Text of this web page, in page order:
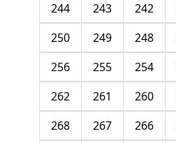
242
243
244
248
249
250
254
255
256
260
261
262
266
267
268